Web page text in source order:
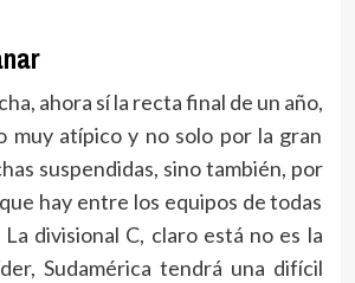
ahora sí la recta final de un año,
muy atípico y no solo por la gran
suspendidas, sino también, por
hay entre los equipos de todas
La divisional C, claro está no es la
Sudamérica tendrá una difícil